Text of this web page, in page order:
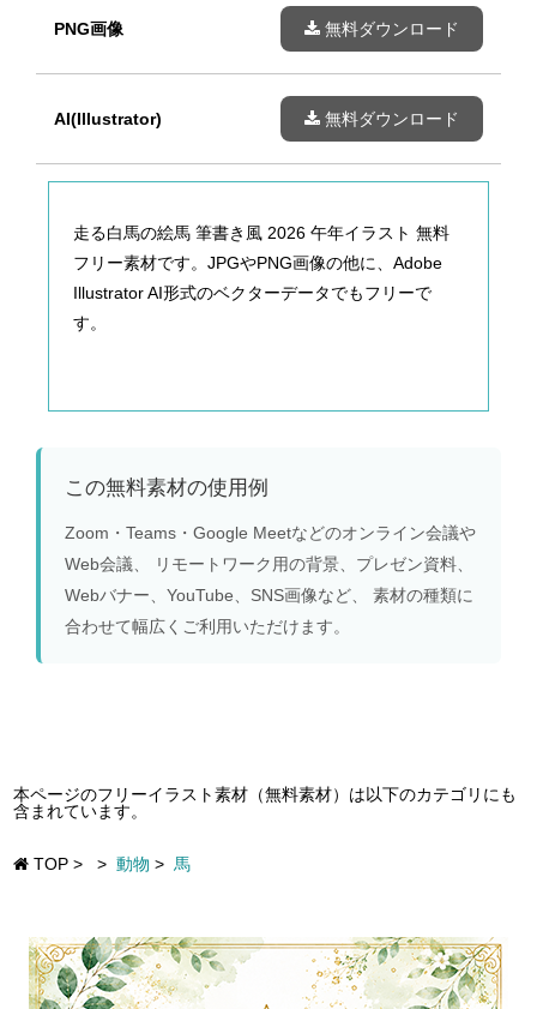
PNG画像 無料ダウンロード
AI(Illustrator) 無料ダウンロード
走る白馬の絵馬 筆書き風 2026 午年イラスト 無料
フリー素材です。JPGやPNG画像の他に、Adobe
Illustrator AI形式のベクターデータでもフリーで
す。
この無料素材の使用例
Zoom・Teams・Google Meetなどのオンライン会議や
Web会議、 リモートワーク用の背景、プレゼン資料、
Webバナー、YouTube、SNS画像など、 素材の種類に
合わせて幅広くご利用いただけます。
本ページのフリーイラスト素材（無料素材）は以下のカテゴリにも
含まれています。
TOP > > 動物 > 馬